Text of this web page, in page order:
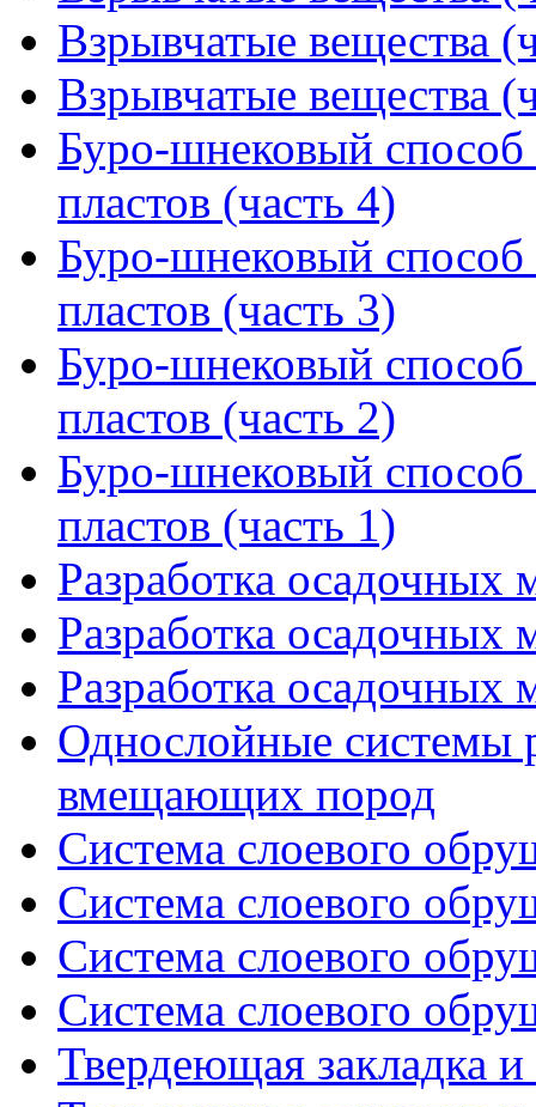
Взрывчатые вещества
Взрывчатые вещества
Буро-шнековый
пластов (часть 4)
Буро-шнековый
пластов (часть 3)
Буро-шнековый
пластов (часть 2)
Буро-шнековый
пластов (часть 1)
Разработка осадочных
Разработка осадочных
Разработка осадочных
Однослойные системы
вмещающих пород
Система слоевого
Система слоевого
Система слоевого
Система слоевого
Твердеющая закладка и